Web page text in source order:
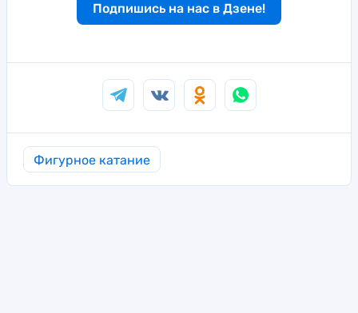
Подпишись на нас в Дзене!
Фигурное катание